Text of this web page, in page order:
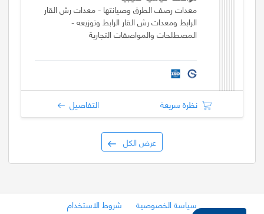
معدات رصف الطرق وصيانتها - معدات رش القار
الرابط ومعدات رش القار الرابط وتوزيعه -
المصطلحات والمواصفات التجارية
نظرة سريعة التفاصيل
عرض الكل
سياسة الخصوصية شروط الاستخدام